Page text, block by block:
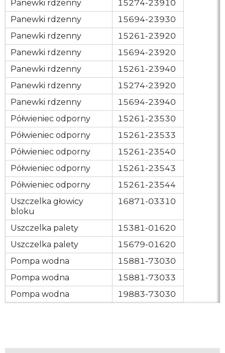
Panewki rdzenny
15274-23910
Panewki rdzenny
15694-23930
Panewki rdzenny
15261-23920
Panewki rdzenny
15694-23920
Panewki rdzenny
15261-23940
Panewki rdzenny
15274-23920
Panewki rdzenny
15694-23940
Półwieniec odporny
15261-23530
Półwieniec odporny
15261-23533
Półwieniec odporny
15261-23540
Półwieniec odporny
15261-23543
Półwieniec odporny
15261-23544
Uszczelka głowicy
bloku
16871-03310
Uszczelka palety
15381-01620
Uszczelka palety
15679-01620
Pompa wodna
15881-73030
Pompa wodna
15881-73033
Pompa wodna
19883-73030